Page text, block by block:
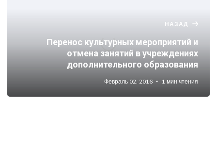
НАЗАД
Перенос культурных мероприятий и
отмена занятий в учреждениях
дополнительного образования
Февраль 02, 2016 1 мин чтения